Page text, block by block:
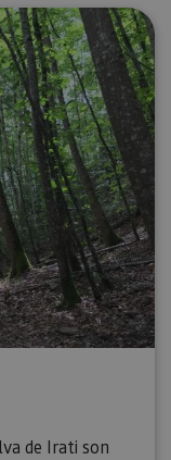
de Irati son